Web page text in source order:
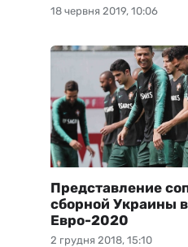
18 червня 2019, 10:06
2 грудня 2018, 15:10
Представление
сборной Украины
Евро-2020